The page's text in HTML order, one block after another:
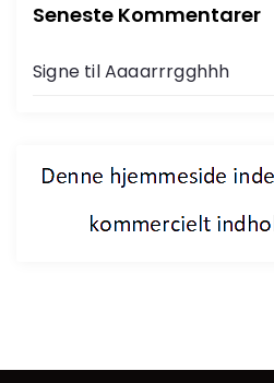
Seneste Kommentarer
Signe tilAaaarrrgghhh